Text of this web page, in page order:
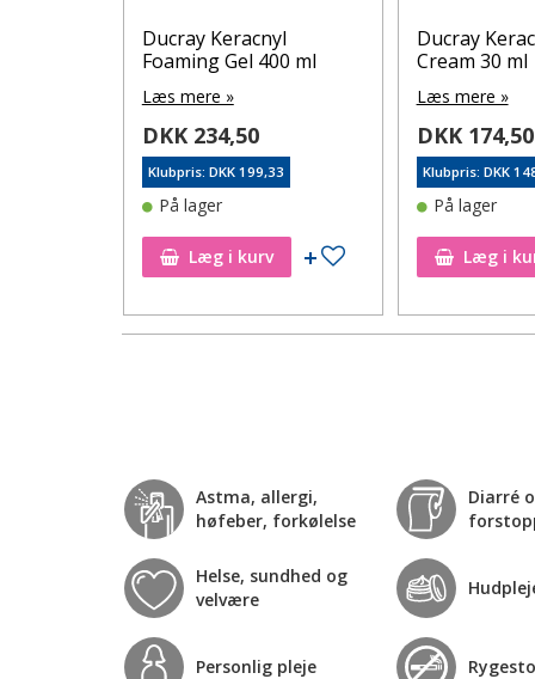
Tilføj til ønskeseddel
Ducray Keracnyl
Foaming Gel 400 ml
Læs mere »
DKK 234,50
Klubpris: DKK 199,33
På lager
Læg i kurv Tilføj til ønskeseddel
Ducray
Cream 30 ml
Læs mere »
DKK 174,50
Klubpris: DKK
På lager
Læg i
Astma, allergi,
høfeber, forkølelse
Diarré
Helse, sundhed og
velvære
Personlig pleje